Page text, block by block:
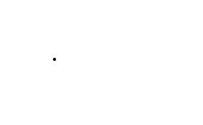
de cookies